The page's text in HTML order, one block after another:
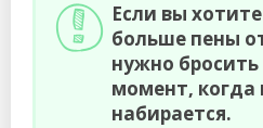
Если вы
больше пены
нужно бросить
момент,
набирается.